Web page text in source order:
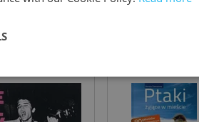
INNE KSIAZKI